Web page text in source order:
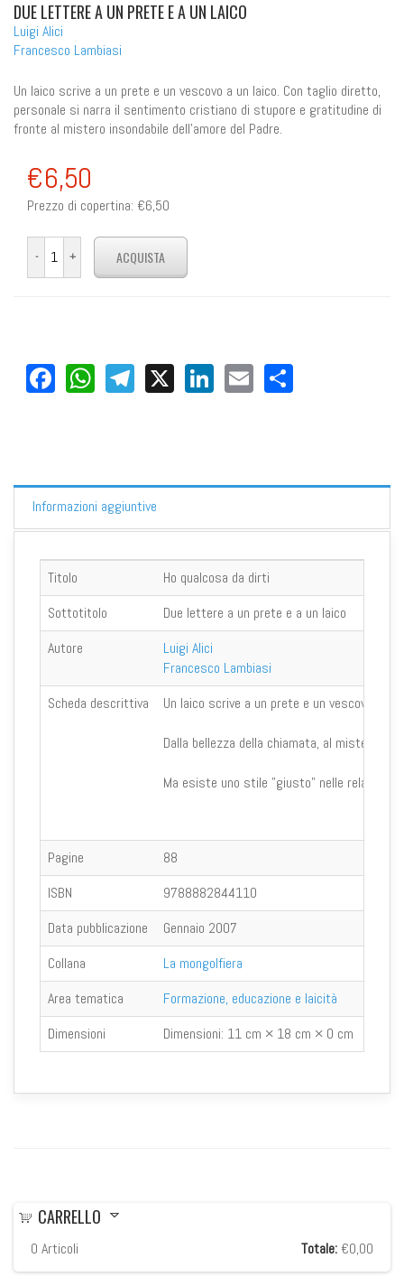
DUE LETTERE A UN PRETE E A UN LAICO
Luigi Alici
Francesco Lambiasi
Un laico scrive a un prete e un vescovo a un laico. Con taglio diretto,
personale si narra il sentimento cristiano di stupore e gratitudine di
fronte al mistero insondabile dell'amore del Padre.
€6,50
Prezzo di copertina: €6,50
Facebook
WhatsApp
Telegram
X LinkedIn
Email
Informazioni aggiuntive
Titolo
Ho qualcosa da dirti
Sottotitolo
Due lettere a un prete e a un laico
Autore
Luigi Alici
Francesco Lambiasi
Scheda descrittiva
Un laico scrive a un prete e un vescovo a
Dalla bellezza della chiamata, al mistero
Ma esiste uno stile "giusto" nelle relazioni
Pagine
88
ISBN
9788882844110
Data pubblicazione
Gennaio 2007
Collana
La mongolfiera
Area tematica
Formazione, educazione e laicità
Dimensioni
Dimensioni: 11 cm × 18 cm × 0 cm
CARRELLO
0 Articoli Totale: €0,00